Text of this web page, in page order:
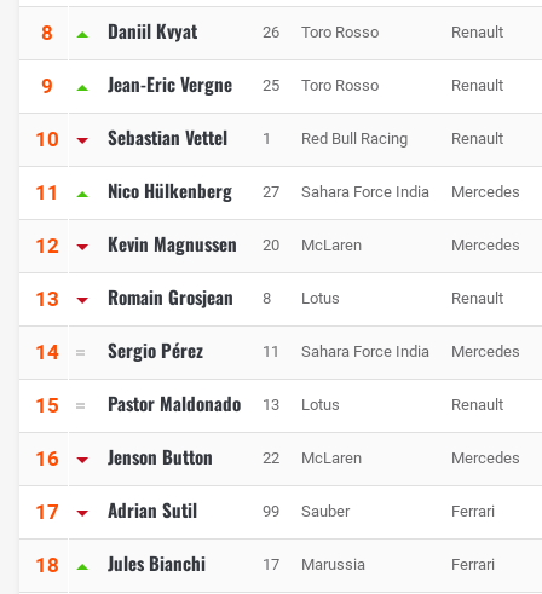
8 Daniil Kvyat 26 Toro Rosso Renault
9 Jean-Eric Vergne 25 Toro Rosso Renault
10 Sebastian Vettel 1 Red Bull Racing Renault
11 Nico Hülkenberg 27 Sahara Force India Mercedes
12 Kevin Magnussen 20 McLaren Mercedes
13 Romain Grosjean 8 Lotus Renault
14 Sergio Pérez 11 Sahara Force India Mercedes
15 Pastor Maldonado 13 Lotus Renault
16 Jenson Button 22 McLaren Mercedes
17 Adrian Sutil 99 Sauber Ferrari
18 Jules Bianchi 17 Marussia Ferrari